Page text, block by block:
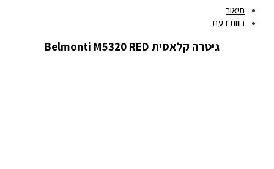
תיאור
חוות דעת
גיטרה קלאסית Belmonti M5320 RED